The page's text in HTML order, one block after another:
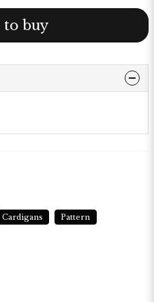
to buy
Cardigans Pattern